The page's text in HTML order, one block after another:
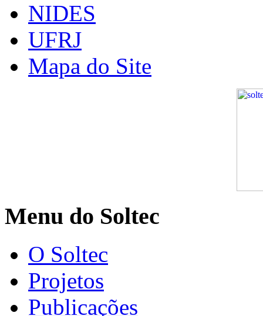
NIDES
UFRJ
Mapa do Site
Menu do Soltec
O Soltec
Projetos
Publicações